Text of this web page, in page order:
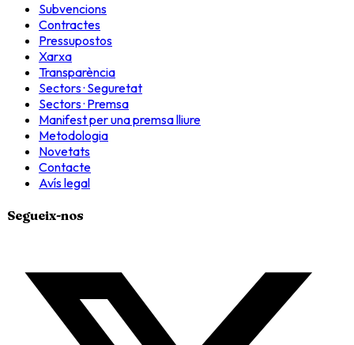
Subvencions
Contractes
Pressupostos
Xarxa
Transparència
Sectors · Seguretat
Sectors · Premsa
Manifest per una premsa lliure
Metodologia
Novetats
Contacte
Avís legal
Segueix-nos